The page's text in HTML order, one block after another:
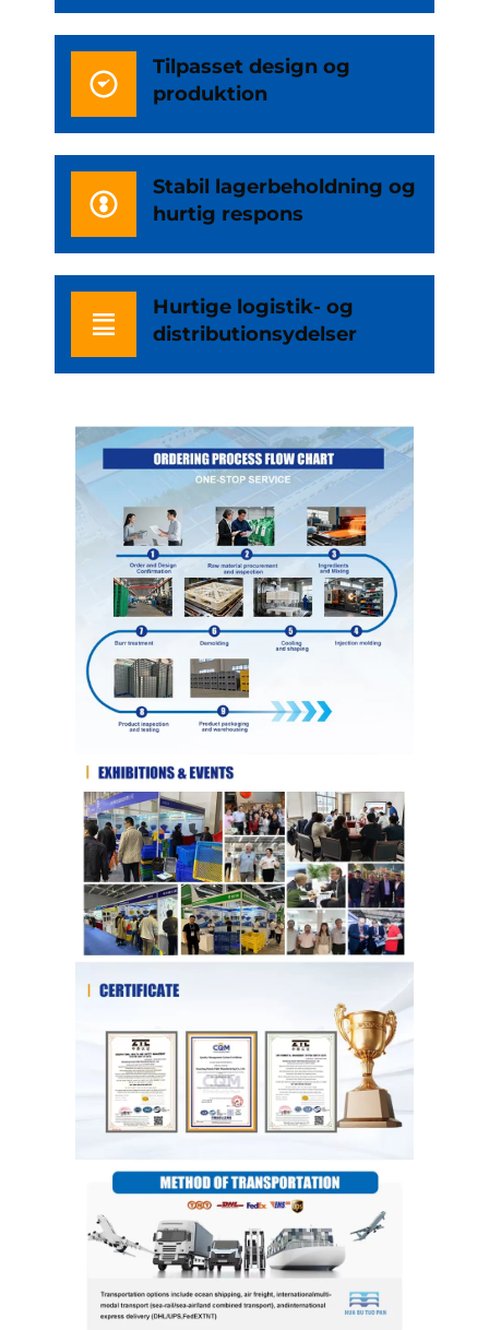
Tilpasset design og
produktion
Stabil lagerbeholdning og
hurtig respons
Hurtige logistik- og
distributionsydelser